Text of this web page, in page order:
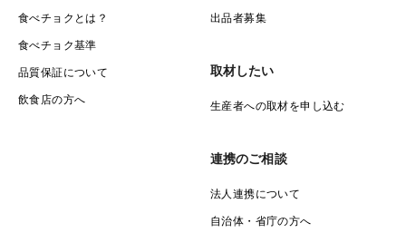
食べチョクとは？
食べチョク基準
品質保証について
飲食店の方へ
出品者募集
取材したい
生産者への取材を申し込む
連携のご相談
法人連携について
自治体・省庁の方へ